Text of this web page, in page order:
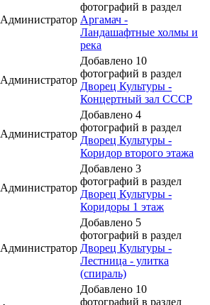
Администратор
фотографий в раздел
Аргамач -
Ландашафтные холмы и
река
Администратор
Добавлено 10
фотографий в раздел
Дворец Культуры -
Концертный зал СССР
Администратор
Добавлено 4
фотографий в раздел
Дворец Культуры -
Коридор второго этажа
Администратор
Добавлено 3
фотографий в раздел
Дворец Культуры -
Коридоры 1 этаж
Администратор
Добавлено 5
фотографий в раздел
Дворец Культуры -
Лестница - улитка
(спираль)
Добавлено 10
фотографий в раздел